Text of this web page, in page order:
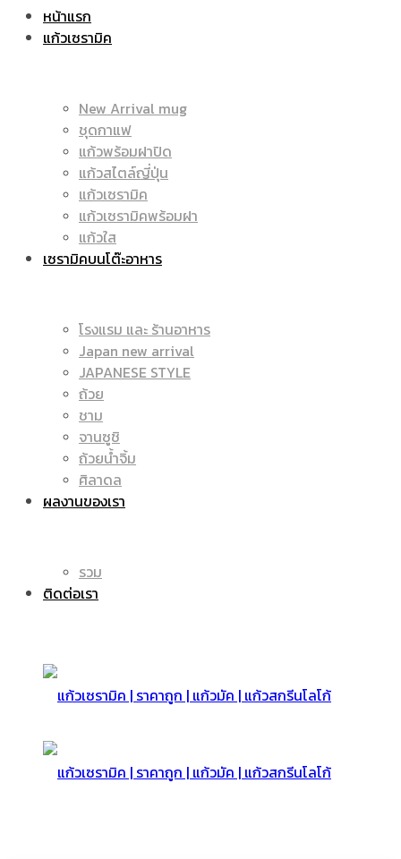
|
แก้ว
แก้ว
สกรีน
ราคา
แก้ว
|
แก้ว
หน้าแรก
แก้วเซรามิค
New Arrival mug
ชุดกาแฟ
แก้วพร้อมฝาปิด
แก้วสไตล์ญี่ปุ่น
แก้วเซรามิค
แก้วเซรามิคพร้อมฝา
แก้วใส
เซรามิคบนโต๊ะอาหาร
โรงแรม และ ร้านอาหาร
Japan new arrival
JAPANESE STYLE
ถ้วย
ชาม
จานซูชิ
ถ้วยน้ำจิ้ม
ศิลาดล
ผลงานของเรา
รวม
ติดต่อเรา